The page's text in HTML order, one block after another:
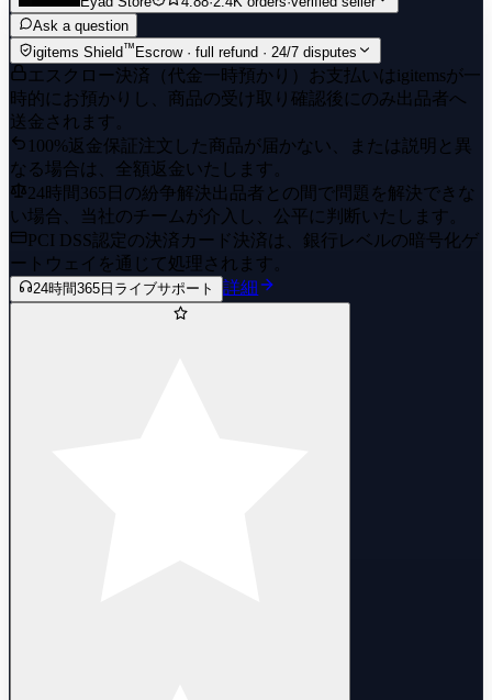
Ask a question
igitems Shield™ Escrow · full refund · 24/7 disputes
エスクロー決済（代金一時預かり）
お支払いはigitemsが一
時的にお預かりし、商品の受け取り確認後にのみ出品者へ
送金されます。
100%返金保証 注文した商品が届かない、または説明と異
なる場合は、全額返金いたします。
24時間365日の紛争解決出品者との間で問題を解決できな
い場合、当社のチームが介入し、公平に判断いたします。
PCI DSS認定の決済 カード決済は、銀行レベルの暗号化ゲ
ートウェイを通じて処理されます。
24時間365日ライブサポート 詳細